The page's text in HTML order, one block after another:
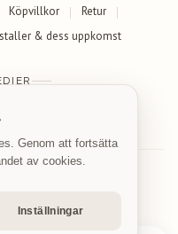
Köpvillkor
Retur
& dess uppkomst
Genom att fortsätta
av cookies.
Inställningar